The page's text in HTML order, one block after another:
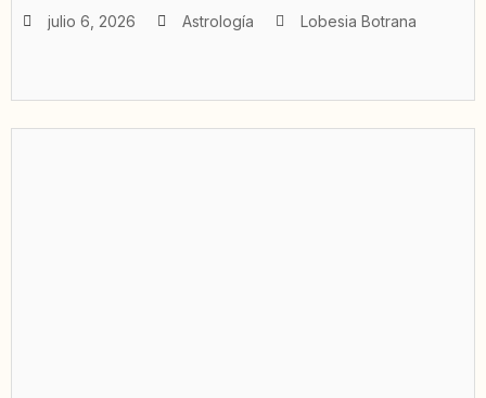
julio 6, 2026 Astrología Lobesia Botrana